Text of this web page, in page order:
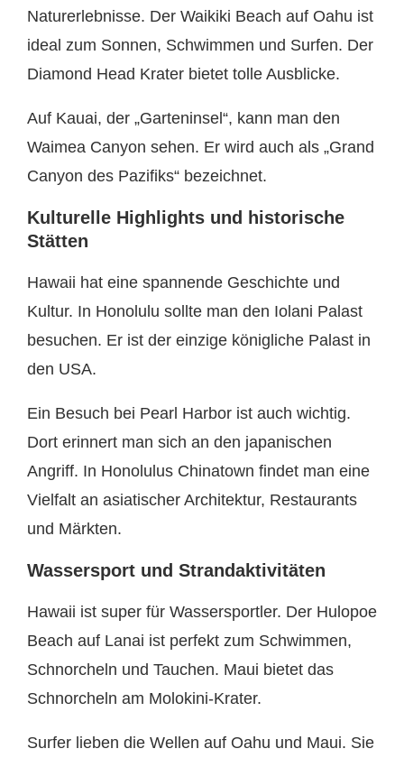
Naturerlebnisse. Der Waikiki Beach auf Oahu ist
ideal zum Sonnen, Schwimmen und Surfen. Der
Diamond Head Krater bietet tolle Ausblicke.
Auf Kauai, der „Garteninsel“, kann man den
Waimea Canyon sehen. Er wird auch als „Grand
Canyon des Pazifiks“ bezeichnet.
Kulturelle Highlights und historische
Stätten
Hawaii hat eine spannende Geschichte und
Kultur. In Honolulu sollte man den Iolani Palast
besuchen. Er ist der einzige königliche Palast in
den USA.
Ein Besuch bei Pearl Harbor ist auch wichtig.
Dort erinnert man sich an den japanischen
Angriff. In Honolulus Chinatown findet man eine
Vielfalt an asiatischer Architektur, Restaurants
und Märkten.
Wassersport und Strandaktivitäten
Hawaii ist super für Wassersportler. Der Hulopoe
Beach auf Lanai ist perfekt zum Schwimmen,
Schnorcheln und Tauchen. Maui bietet das
Schnorcheln am Molokini-Krater.
Surfer lieben die Wellen auf Oahu und Maui. Sie